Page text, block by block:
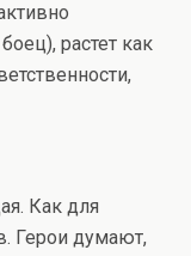
растет как
Как для
Герои думают,